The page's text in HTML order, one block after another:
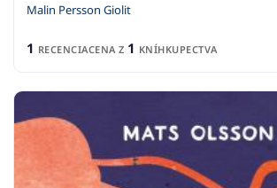
Malin Persson Giolit
1 RECENCIACENA Z 1 KNÍHKUPECTVA